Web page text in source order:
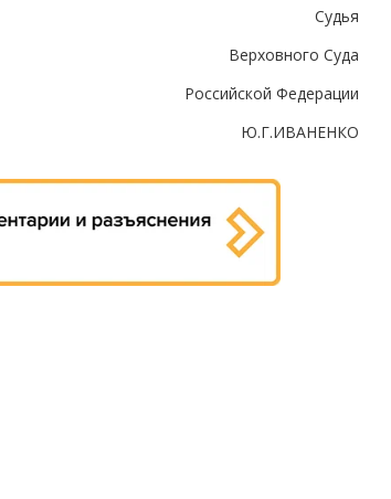
Судья
Верховного Суда
Российской Федерации
Ю.Г.ИВАНЕНКО